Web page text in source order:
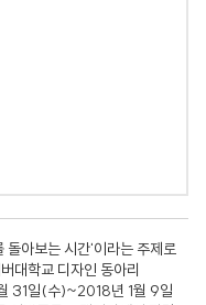
돌아보는 시간'이라는 주제로
대학교 디자인 동아리
31일(수)~2018년 1월 9일